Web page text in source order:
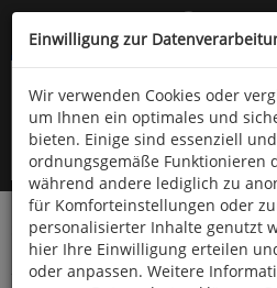
Kompletten Head der Seite
oder (06766)
Startseite Bücher Downloads
Die Vogelwelt
Einwilligung zur
Wir verwenden Cookies oder
um Ihnen ein optimales und
bieten. Einige sind essenziell
ordnungsgemäße Funktionieren
während andere lediglich zu
für Komforteinstellungen oder
personalisierter Inhalte genutzt
hier Ihre Einwilligung erteilen
oder anpassen. Weitere